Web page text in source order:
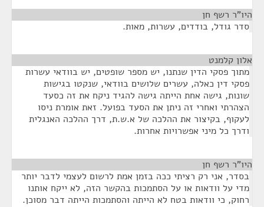
היו"ר רשף חן
סדר גודל, בודדים, עשרות, מאות.
אלון קלמנט
מתוך פסקי הדין שנתנו, יש מספר שופטים, יש בוודאי עשרות
פסקי דין כאלה, עשרים שלושים בוודאי, שנקטו בגישות
שונות, גישה אחת הייתה גישה להגיד ניקח את זה כסעד
הצהרתי ואחרי זה ניתן את הסעד בפועל. זאת אומרת ניסו
לעקוף, בקיצור את ההלכה של א.ש.ת, דרך ההלכה האנגלית
ודרך כל מיני אפשרויות אחרות.
היו"ר רשף חן
בסדר, אני רק רציתי ככה בזמן אמת לרשום לעצמי לדבר יותר
מדי על וודאות או על הסתמכות בהקשר הזה, לא ייקח אותנו
רחוק, כי וודאות בטח לא הייתה והסתמכות הייתה דבר מסוכן.